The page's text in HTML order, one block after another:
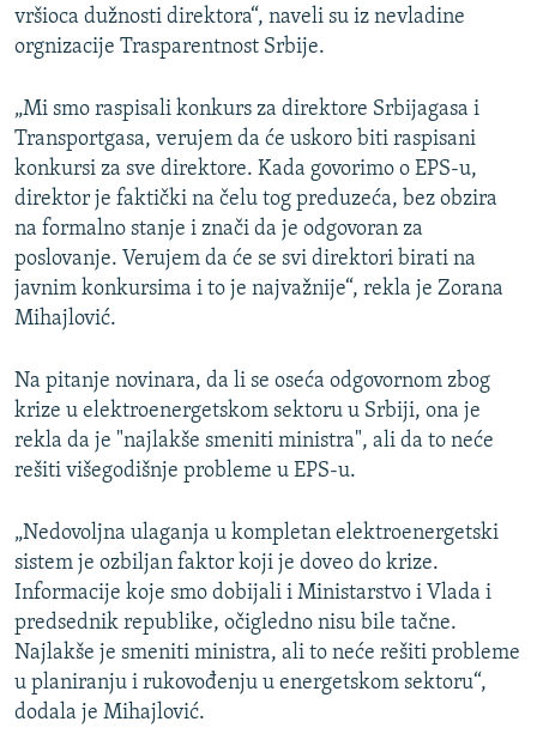
vršioca dužnosti direktora“, naveli su iz nevladine
orgnizacije Trasparentnost Srbije.
„Mi smo raspisali konkurs za direktore Srbijagasa i
Transportgasa, verujem da će uskoro biti raspisani
konkursi za sve direktore. Kada govorimo o EPS-u,
direktor je faktički na čelu tog preduzeća, bez obzira
na formalno stanje i znači da je odgovoran za
poslovanje. Verujem da će se svi direktori birati na
javnim konkursima i to je najvažnije“, rekla je Zorana
Mihajlović.
Na pitanje novinara, da li se oseća odgovornom zbog
krize u elektroenergetskom sektoru u Srbiji, ona je
rekla da je "najlakše smeniti ministra", ali da to neće
rešiti višegodišnje probleme u EPS-u.
„Nedovoljna ulaganja u kompletan elektroenergetski
sistem je ozbiljan faktor koji je doveo do krize.
Informacije koje smo dobijali i Ministarstvo i Vlada i
predsednik republike, očigledno nisu bile tačne.
Najlakše je smeniti ministra, ali to neće rešiti probleme
u planiranju i rukovođenju u energetskom sektoru“,
dodala je Mihajlović.